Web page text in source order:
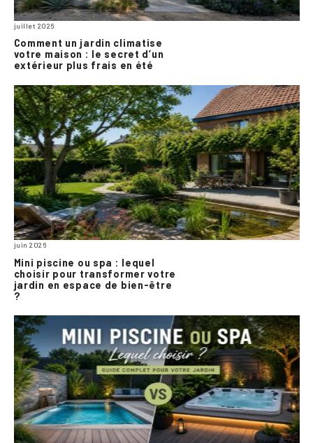
juillet 2026
Comment un jardin climatise
votre maison : le secret d’un
extérieur plus frais en été
juin 2026
Mini piscine ou spa : lequel
choisir pour transformer votre
jardin en espace de bien-être
?